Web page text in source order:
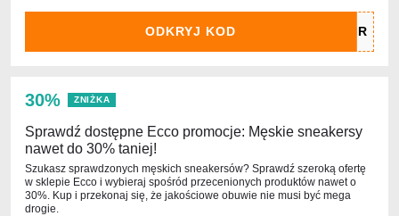
ODKRYJ KOD
30% ZNIŻKA
Sprawdź dostępne Ecco promocje: Męskie sneakersy
nawet do 30% taniej!
Szukasz sprawdzonych męskich sneakersów? Sprawdź szeroką ofertę
w sklepie Ecco i wybieraj spośród przecenionych produktów nawet o
30%. Kup i przekonaj się, że jakościowe obuwie nie musi być mega
drogie.